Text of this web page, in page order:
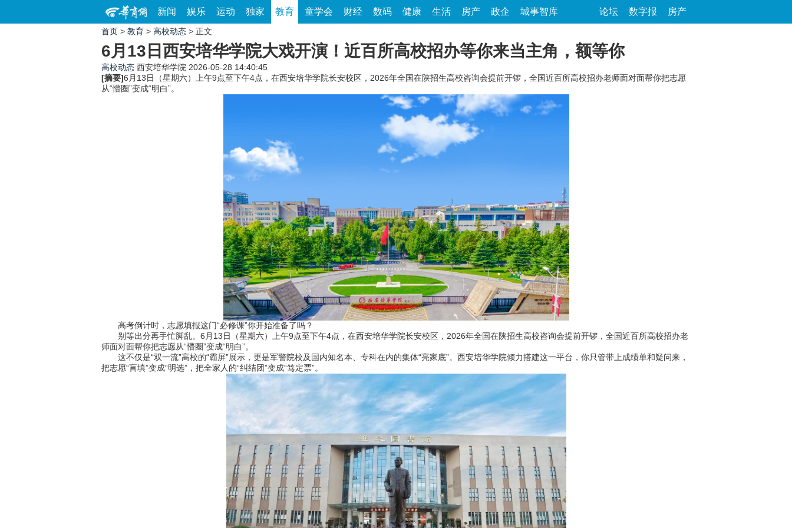
新闻 娱乐 运动 独家 教育 童学会 财经 数码 健康 生活 房产 政企 城事智库 论坛 数字报 房产
首页 > 教育 > 高校动态 > 正文
6月13日西安培华学院大戏开演！近百所高校招办等你来当主角，额等你
高校动态 西安培华学院 2026-05-28 14:40:45
[摘要]6月13日（星期六）上午9点至下午4点，在西安培华学院长安校区，2026年全国在陕招生高校咨询会提前开锣，全国近百所高校招办老师面对面帮你把志愿
从“懵圈”变成“明白”。
高考倒计时，志愿填报这门“必修课”你开始准备了吗？
别等出分再手忙脚乱。6月13日（星期六）上午9点至下午4点，在西安培华学院长安校区，2026年全国在陕招生高校咨询会提前开锣，全国近百所高校招办老
师面对面帮你把志愿从“懵圈”变成“明白”。
这不仅是“双一流”高校的“霸屏”展示，更是军警院校及国内知名本、专科在内的集体“亮家底”。西安培华学院倾力搭建这一平台，你只管带上成绩单和疑问来，
把志愿“盲填”变成“明选”，把全家人的“纠结团”变成“笃定票”。